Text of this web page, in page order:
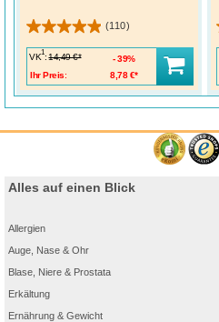
(110)
VK
1
: 14,49 €*
Ihr Preis:
8,78 €*
39%
Alles auf einen Blick
Allergien
Auge, Nase & Ohr
Blase, Niere & Prostata
Erkältung
Ernährung & Gewicht